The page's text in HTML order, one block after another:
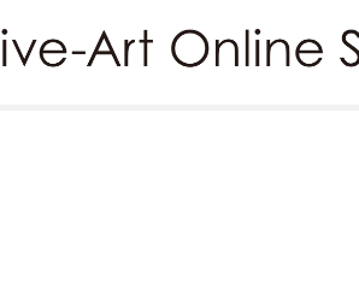
ート オンラインショップ